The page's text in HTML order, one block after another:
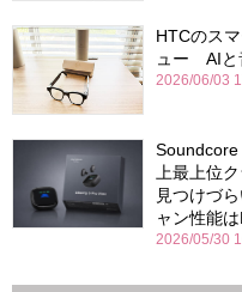
HTCのス
ュー AIと
2026/06/03
上最上位
見つけづ
ャン性能
2026/05/30